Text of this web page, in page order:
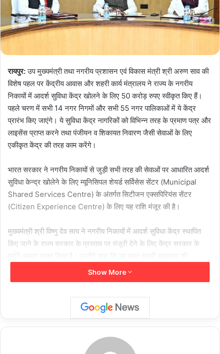
रायपुर:उप मुख्यमंत्री तथा नगरीय प्रशासन एवं विकास मंत्री श्री अरुण साव की
विशेष पहल पर केंद्रीय आवास और शहरी कार्य मंत्रालय ने राज्य के नगरीय
निकायों में आदर्श सुविधा केंद्र खोलने के लिए 50 करोड़ रुपए स्वीकृत किए हैं।
पहले चरण में सभी 14 नगर निगमों और सभी 55 नगर पालिकाओं में ये केंद्र
प्रारंभ किए जाएंगे। ये सुविधा केंद्र नागरिकों को विभिन्न तरह के प्रमाण पत्र और
लाइसेंस प्राप्त करने तथा पंजीयन व शिकायत निवारण जैसी सेवाओं के लिए
एकीकृत केंद्र की तरह काम करेंगे।
भारत सरकार ने नगरीय निकायों से जुड़ी सभी तरह की सेवाओं पर आधारित आदर्श
सुविधा केन्द्र खोलेने के लिए म्यूनिसिपल शेयर्ड सर्विसेस सेंटर (Municipal
Shared Services Centre) के अंतर्गत सिटीजन एक्सपिरियंस सेंटर
(Citizen Experience Centre) के लिए यह राशि मंजूर की है।
मुख्यमंत्री श्री विष्णु देव साय ने नगरीय निकायों में आदर्श सुविधा केंद्र स्थापित
किए जाने के राज्य सरकार के प्रस्ताव पर मंजूरी देने के लिए केंद्र सरकार के
प्रतिबद्धता को दर्शाती है, जिसके तहत हम प्रदेश के नागरिकों को पारदर्शी, समयबद्ध
और सुगम सेवाएँ उपलब्ध कराने के लिए कटिबद्ध हैं। छत्तीसगढ़ के प्रत्येक नागरिक
आदर्श सुविधा केंद्र इस दिशा में एक महत्वपूर्ण कदम है, जो नगरीय प्रशासन को
और अधिक प्रभावी बनाएगा।
उप मुख्यमंत्री श्री अरुण साव ने बताया कि प्रधानमंत्री श्री नरेन्द्र मोदी के
Show More